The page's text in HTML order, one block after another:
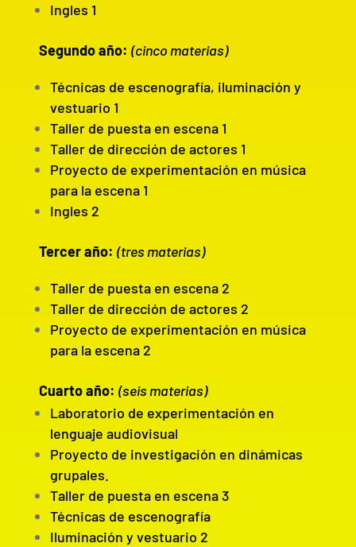
Ingles 1
Segundo año: (cinco materias)
Técnicas de escenografía, iluminación y
vestuario 1
Taller de puesta en escena 1
Taller de dirección de actores 1
Proyecto de experimentación en música
para la escena 1
Ingles 2
Tercer año: (tres materias)
Taller de puesta en escena 2
Taller de dirección de actores 2
Proyecto de experimentación en música
para la escena 2
Cuarto año: (seis materias)
Laboratorio de experimentación en
lenguaje audiovisual
Proyecto de investigación en dinámicas
grupales.
Taller de puesta en escena 3
Técnicas de escenografía
Iluminación y vestuario 2